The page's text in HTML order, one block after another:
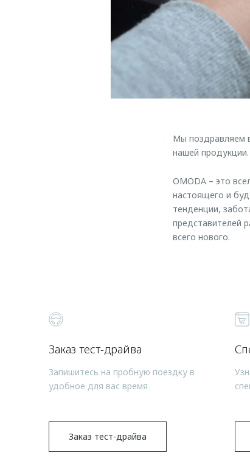
Мы поздравляем
нашей продукции.
OMODA – это
настоящего и
тенденции,
представителей
всего нового.
Заказ тест-драйва
Запишитесь на пробную поездку в
удобное для вас время
Заказ тест-драйва